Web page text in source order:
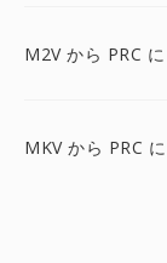
M2V から PRC に
MKV から PRC に